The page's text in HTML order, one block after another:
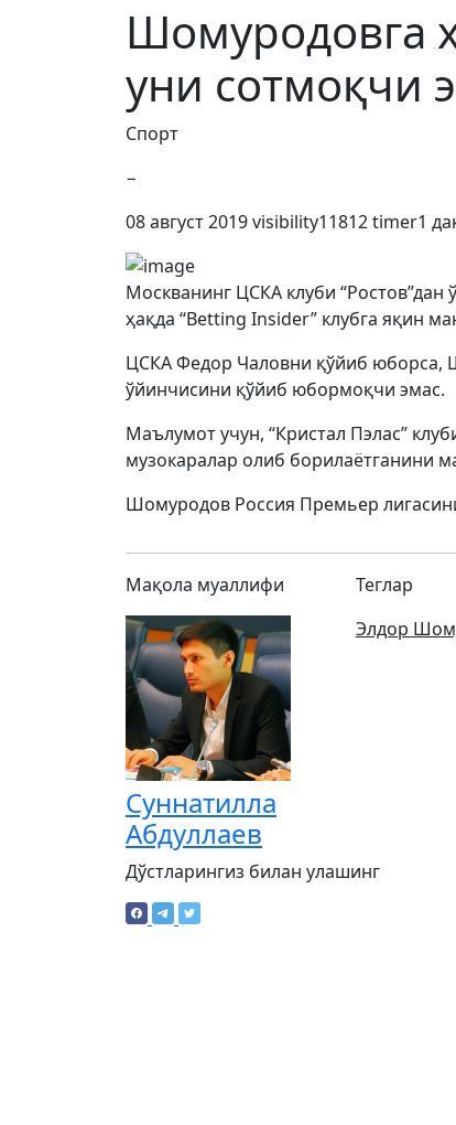
Шомуродовга
уни сотмоқчи
Спорт
−
08 август 2019visibility11812timer1
Москванинг ЦСКА клуби
ҳақда “Betting Insider” клубга яқин
ЦСКА Федор Чаловни қўйиб юборса,
ўйинчисини қўйиб юбормоқчи эмас.
Маълумот учун, “Кристал Пэлас”
музокаралар олиб борилаётганини
Шомуродов Россия Премьер
Мақола муаллифи
Суннатилла
Абдуллаев
Теглар
Элдор
Дўстларингиз билан улашинг